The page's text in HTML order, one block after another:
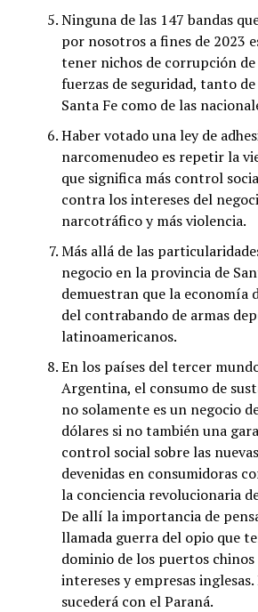
Ninguna de las 147 bandas
por nosotros a fines de 2023
tener nichos de corrupción
fuerzas de seguridad, tanto
Santa Fe como de las
Haber votado una ley de
narcomenudeo es repetir la
que significa más control
contra los intereses del
narcotráfico y más violencia.
Más allá de las
negocio en la provincia de
demuestran que la economía
del contrabando de armas
latinoamericanos.
En los países del tercer
Argentina, el consumo de
no solamente es un negocio
dólares si no también una
control social sobre las
devenidas en consumidoras
la conciencia revolucionaria
De allí la importancia de
llamada guerra del opio que
dominio de los puertos chinos
intereses y empresas
sucederá con el Paraná.